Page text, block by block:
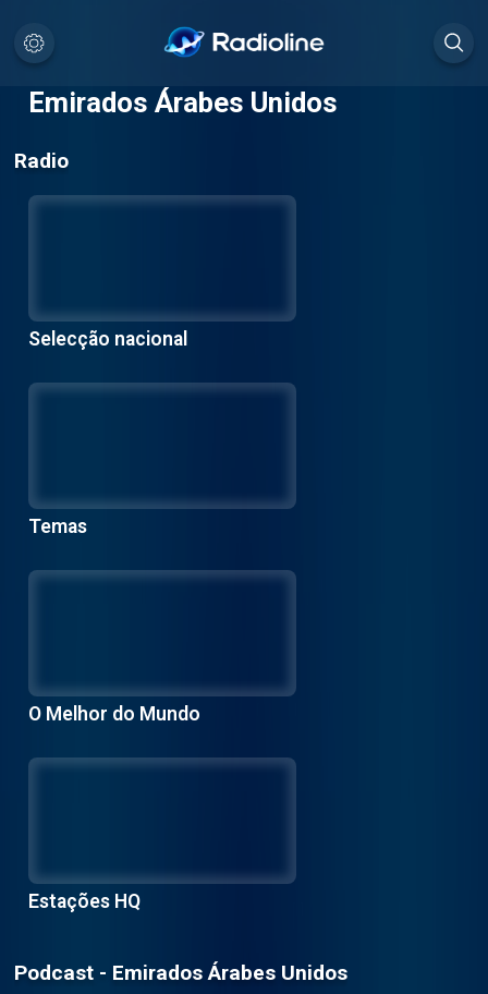
Emirados Árabes Unidos
Radio
Selecção nacional
Temas
O Melhor do Mundo
Estações HQ
Podcast - Emirados Árabes Unidos